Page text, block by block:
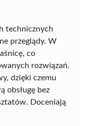
technicznych
przeglądy. W
co
rozwiązań.
dzięki czemu
obsługę bez
Doceniają